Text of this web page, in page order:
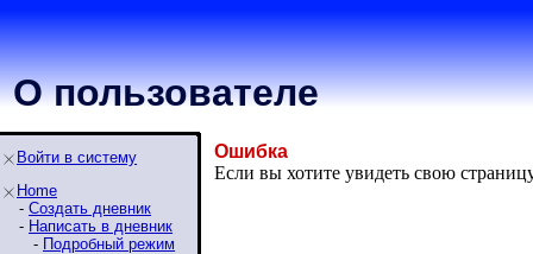
О пользователе
Войти в систему
Home
- Создать дневник
- Написать в дневник
- Подробный режим
Ошибка
Если вы хотите увидеть свою